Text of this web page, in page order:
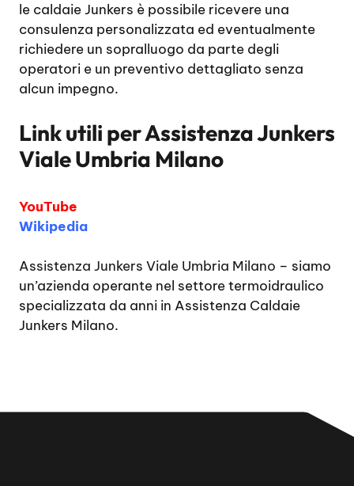
le caldaie Junkers è possibile ricevere una
consulenza personalizzata ed eventualmente
richiedere un sopralluogo da parte degli
operatori e un preventivo dettagliato senza
alcun impegno.
Link utili perAssistenza Junkers
Viale Umbria Milano
YouTube
Wikipedia
Assistenza Junkers Viale Umbria Milano – siamo
un’azienda operante nel settore termoidraulico
specializzata da anni in Assistenza Caldaie
Junkers Milano.